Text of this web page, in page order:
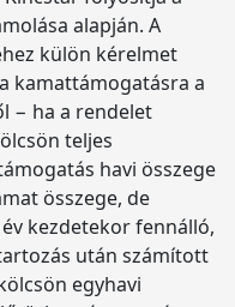
alapján. A
külön kérelmet
kamattámogatásra a
− ha a rendelet
teljes
havi összege
összege, de
kezdetekor fennálló,
után számított
egyhavi